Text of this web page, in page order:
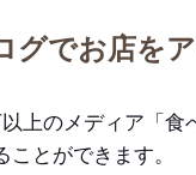
グでお店を
上のメディア「食
とができます。